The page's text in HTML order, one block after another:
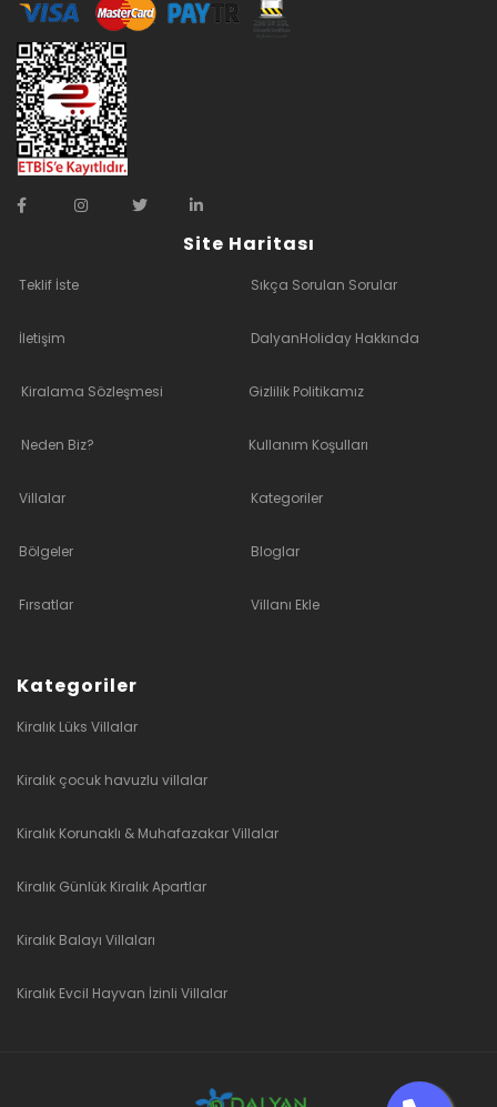
Site Haritası
Teklif İste Sıkça Sorulan Sorular
İletişim DalyanHoliday Hakkında
Kiralama Sözleşmesi Gizlilik Politikamız
Neden Biz? Kullanım Koşulları
Villalar Kategoriler
Bölgeler Bloglar
Fırsatlar Villanı Ekle
Kategoriler
Kiralık Lüks Villalar
Kiralık çocuk havuzlu villalar
Kiralık Korunaklı & Muhafazakar Villalar
Kiralık Günlük Kiralık Apartlar
Kiralık Balayı Villaları
Kiralık Evcil Hayvan İzinli Villalar